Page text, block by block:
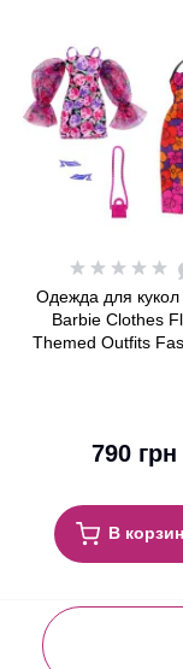
Одежда для
Barbie Clothes
Themed Outfits
790 грн
В